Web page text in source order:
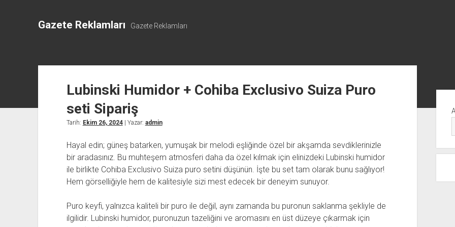
Gazete Reklamları Gazete Reklamları
Lubinski Humidor + Cohiba Exclusivo Suiza Puro
seti Sipariş
Tarih: Ekim 26, 2024| Yazar: admin
Hayal edin; güneş batarken, yumuşak bir melodi eşliğinde özel bir akşamda sevdiklerinizle
bir aradasınız. Bu muhteşem atmosferi daha da özel kılmak için elinizdeki Lubinski humidor
ile birlikte Cohiba Exclusivo Suiza puro setini düşünün. İşte bu set tam olarak bunu sağlıyor!
Hem görselliğiyle hem de kalitesiyle sizi mest edecek bir deneyim sunuyor.
Puro keyfi, yalnızca kaliteli bir puro ile değil, aynı zamanda bu puronun saklanma şekliyle de
ilgilidir. Lubinski humidor, puronuzun tazeliğini ve aromasını en üst düzeye çıkarmak için